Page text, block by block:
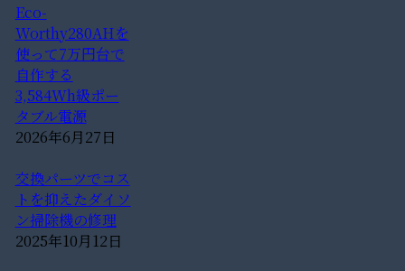
Eco-
Worthy280AHを
使って7万円台で
自作する
3,584Wh級ポー
タブル電源
2026年6月27日
交換パーツでコス
トを抑えたダイソ
ン掃除機の修理
2025年10月12日